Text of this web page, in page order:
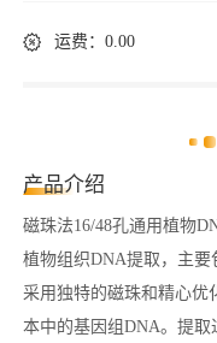
运费：0.00
产品介绍
磁珠法16/48孔通用植物
植物组织DNA提取，主要
采用独特的磁珠和精心优
本中的基因组DNA。提